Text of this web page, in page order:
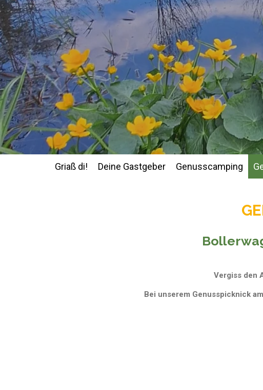
Zum
Hauptinhalt
springen
Griaß di! Deine Gastgeber Genusscamping
Vergiss den
Bei unserem Genusspicknick